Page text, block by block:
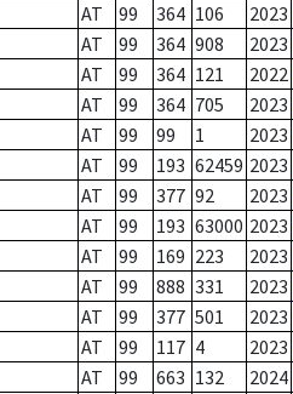
AT 99 364 106 2023
AT 99 364 908 2023
AT 99 364 121 2022
AT 99 364 705 2023
AT 99 99 1 2023
AT 99 193 62459 2023
AT 99 377 92 2023
AT 99 193 63000 2023
AT 99 169 223 2023
AT 99 888 331 2023
AT 99 377 501 2023
AT 99 117 4 2023
AT 99 663 132 2024